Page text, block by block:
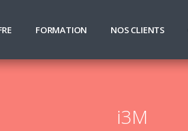
FORMATION NOS CLIENTS
i3M